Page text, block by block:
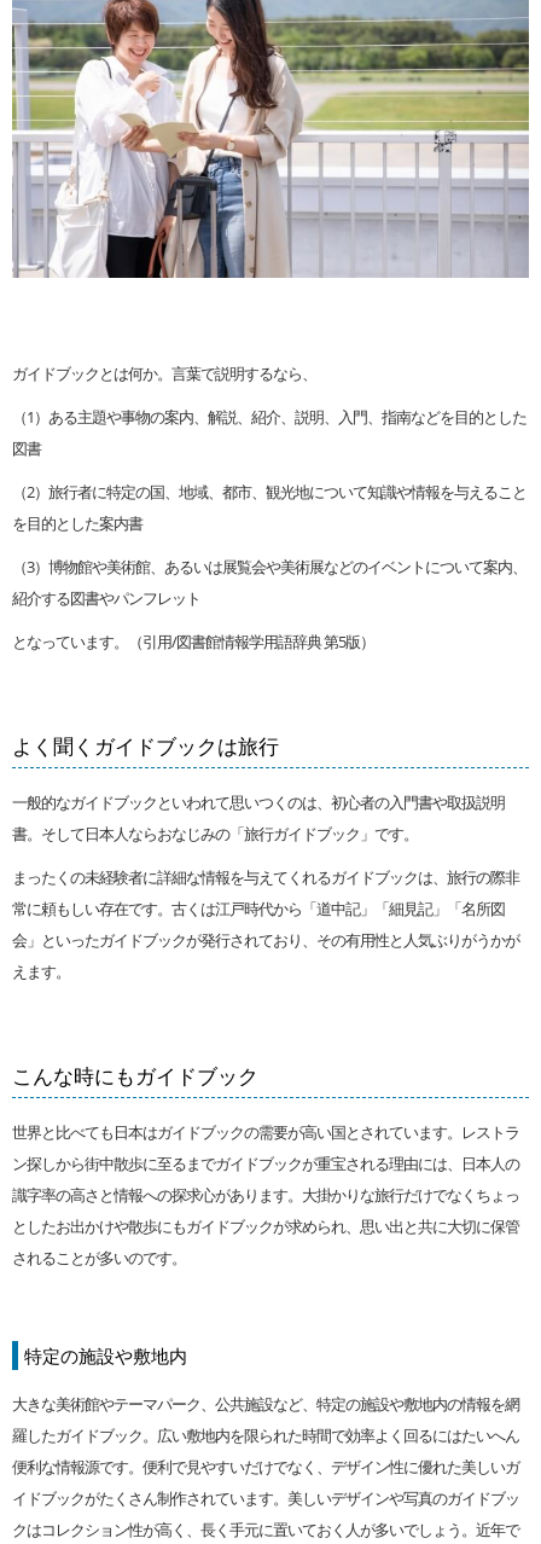
ガイドブックとは何か。言葉で説明するなら、
（1）ある主題や事物の案内、解説、紹介、説明、入門、指南などを目的とした
図書
（2）旅行者に特定の国、地域、都市、観光地について知識や情報を与えること
を目的とした案内書
（3）博物館や美術館、あるいは展覧会や美術展などのイベントについて案内、
紹介する図書やパンフレット
となっています。（引用/図書館情報学用語辞典 第5版）
よく聞くガイドブックは旅行
一般的なガイドブックといわれて思いつくのは、初心者の入門書や取扱説明
書。そして日本人ならおなじみの「旅行ガイドブック」です。
まったくの未経験者に詳細な情報を与えてくれるガイドブックは、旅行の際非
常に頼もしい存在です。古くは江戸時代から「道中記」「細見記」「名所図
会」といったガイドブックが発行されており、その有用性と人気ぶりがうかが
えます。
こんな時にもガイドブック
世界と比べても日本はガイドブックの需要が高い国とされています。レストラ
ン探しから街中散歩に至るまでガイドブックが重宝される理由には、日本人の
識字率の高さと情報への探求心があります。大掛かりな旅行だけでなくちょっ
としたお出かけや散歩にもガイドブックが求められ、思い出と共に大切に保管
されることが多いのです。
特定の施設や敷地内
大きな美術館やテーマパーク、公共施設など、特定の施設や敷地内の情報を網
羅したガイドブック。広い敷地内を限られた時間で効率よく回るにはたいへん
便利な情報源です。便利で見やすいだけでなく、デザイン性に優れた美しいガ
イドブックがたくさん制作されています。美しいデザインや写真のガイドブッ
クはコレクション性が高く、長く手元に置いておく人が多いでしょう。近年で